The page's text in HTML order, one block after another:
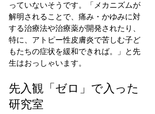
っていないそうです。「メカニズムが
解明されることで、痛み・かゆみに対
する治療法や治療薬が開発されたり、
特に、アトピー性皮膚炎で苦しむ子ど
もたちの症状を緩和できれば。」と先
生はおっしゃいます。
先入観「ゼロ」で入った
研究室